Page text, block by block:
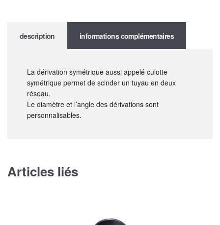
description informations complémentaires
La dérivation symétrique aussi appelé culotte
symétrique permet de scinder un tuyau en deux
réseau.
Le diamètre et l’angle des dérivations sont
personnalisables.
Articles liés